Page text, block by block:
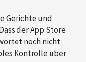
Gerichte und
der App Store
noch nicht
Kontrolle über